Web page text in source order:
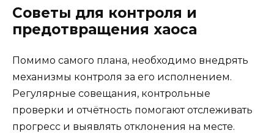
Советы для контроля и
предотвращения хаоса
Помимо самого плана, необходимо внедрять
механизмы контроля за его исполнением.
Регулярные совещания, контрольные
проверки и отчётность помогают отслеживать
прогресс и выявлять отклонения на месте.